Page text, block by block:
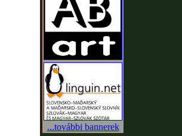
...további bannerek